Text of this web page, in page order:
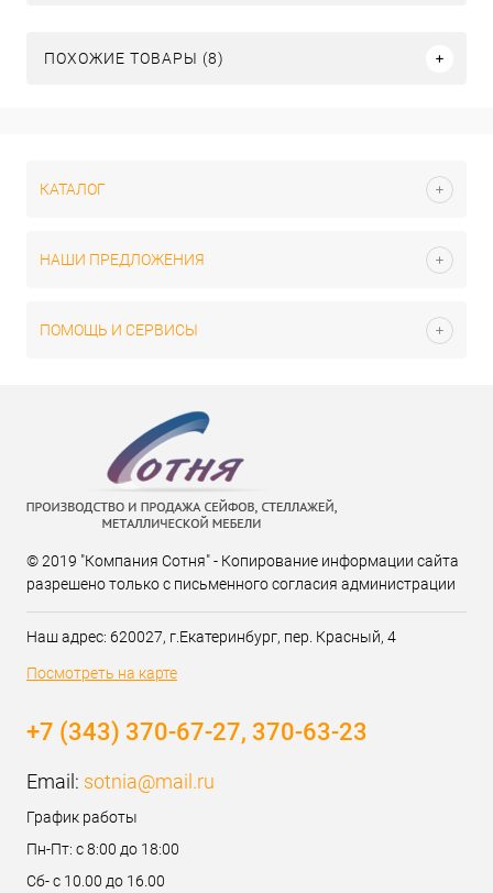
ПОХОЖИЕ ТОВАРЫ (8)
КАТАЛОГ
НАШИ ПРЕДЛОЖЕНИЯ
ПОМОЩЬ И СЕРВИСЫ
© 2019 "Компания Сотня" - Копирование информации сайта
разрешено только с письменного согласия администрации
Наш адрес: 620027, г.Екатеринбург, пер. Красный, 4
Посмотреть на карте
+7 (343) 370-67-27, 370-63-23
Email: sotnia@mail.ru
График работы
Пн-Пт: с 8:00 до 18:00
Сб- с 10.00 до 16.00